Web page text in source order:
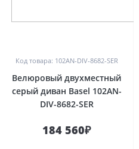
Код товара: 102AN-DIV-8682-SER
Велюровый двухместный
серый диван Basel 102AN-
DIV-8682-SER
184 560₽